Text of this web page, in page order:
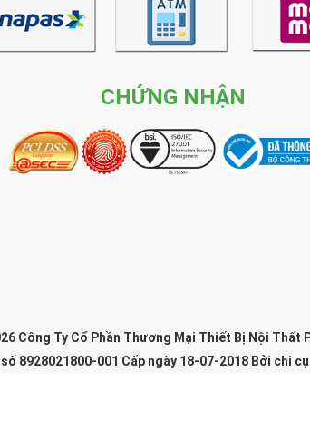
CHỨNG NHẬN
Công Ty Cổ Phần Thương Mại Thiết Bị Nội Thất
8928021800-001 Cấp ngày 18-07-2018 Bởi chi